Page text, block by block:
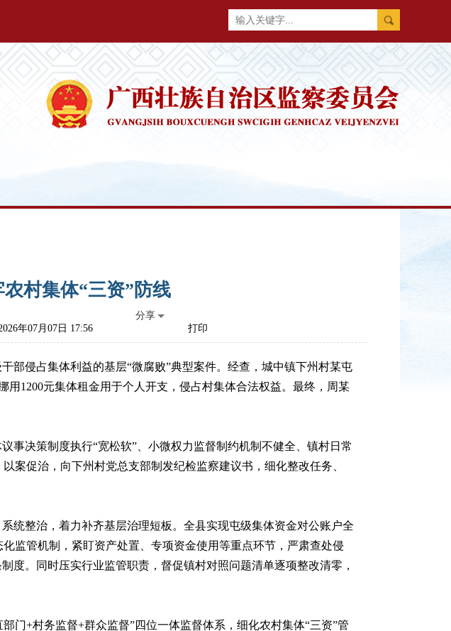
村集体“三资”防线
年07月07日 17:56
分享
打印
部侵占集体利益的基层“微腐败”典型案件。经查，城中镇下州村某屯
1200元集体租金用于个人开支，侵占村集体合法权益。最终，周某
事决策制度执行“宽松软”、小微权力监督制约机制不健全、镇村日常
案促治，向下州村党总支部制发纪检监察建议书，细化整改任务、
统整治，着力补齐基层治理短板。全县实现屯级集体资金对公账户全
监管机制，紧盯资产处置、专项资金使用等重点环节，严肃查处侵
度。同时压实行业监管职责，督促镇村对照问题清单逐项整改清零，
门+村务监督+群众监督”四位一体监督体系，细化农村集体“三资”管